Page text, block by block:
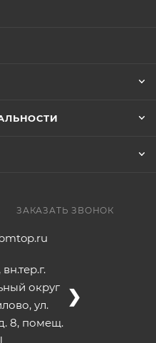
ЗАКАЗАТЬ ЗВОНОК
округ
ул.
8, помещ.
❯